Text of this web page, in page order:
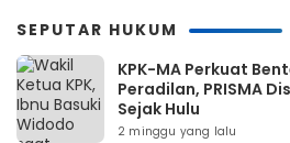
SEPUTAR HUKUM
KPK-MA Perkuat
Peradilan, PRISMA
Sejak Hulu
2 minggu yang lalu